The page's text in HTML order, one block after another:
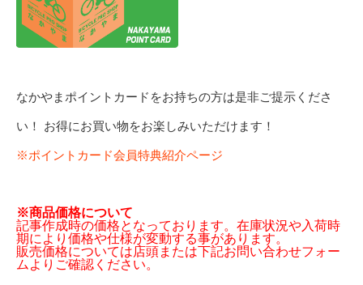
なかやまポイントカードをお持ちの方は是非ご提示くださ
い！ お得にお買い物をお楽しみいただけます！
※ポイントカード会員特典紹介ページ
※商品価格について
記事作成時の価格となっております。在庫状況や入荷時
期により価格や仕様が変動する事があります。
販売価格については店頭または下記お問い合わせフォー
ムよりご確認ください。